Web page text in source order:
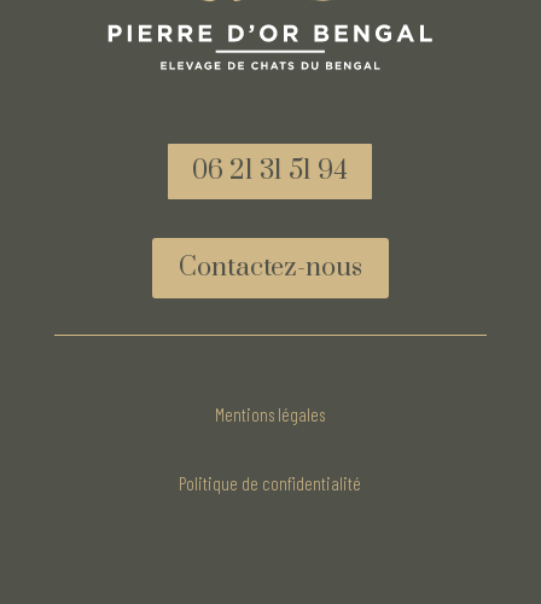
06 21 31 51 94
Contactez-nous
Mentions légales
Politique de confidentialité